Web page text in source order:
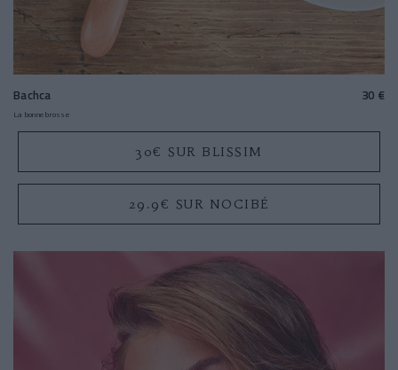
Bachca 30 €
La bonne brosse
30€ SUR BLISSIM
29.9€ SUR NOCIBÉ